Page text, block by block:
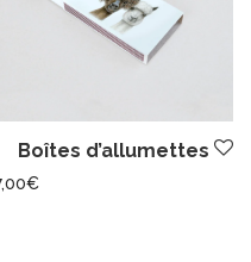
Boîtes d’allumettes
€